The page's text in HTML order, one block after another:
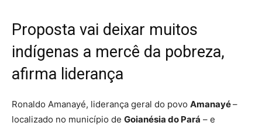
Proposta vai deixar muitos
indígenas a mercê da pobreza,
afirma liderança
Ronaldo Amanayé, liderança geral do povo Amanayé–
localizado no município de Goianésia do Pará – e